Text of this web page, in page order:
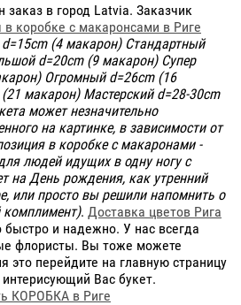
в город Latvia. Заказчик
коробке с макарoнcами в Риге
(4 макарон) Стандартный
d=20cm (9 макарон) Супер
Огромный d=26cm (16
макарон) Мастерский d=28-30cm
может незначительно
на картинке, в зависимости от
в коробке с макаронами -
людей идущих в одну ногу с
на День рождения, как утренний
или просто вы решили напомнить о
комплимент). Доставка цветов Рига
быстро и надежно. У нас всегда
флористы. Вы тоже можете
это перейдите на главную страницу
Вас букет.
КОРОБКА в Риге